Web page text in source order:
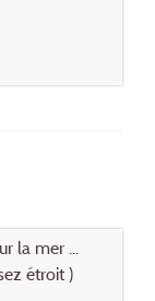
la mer ...
étroit )